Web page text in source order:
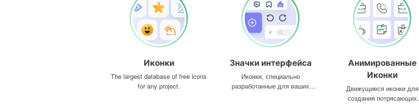
Иконки
The largest database of free icons
for any project.
Значки интерфейса
Иконки, специально
разработанные для ваших
Анимированные
Иконки
Движущиеся иконки для
создания потрясающих